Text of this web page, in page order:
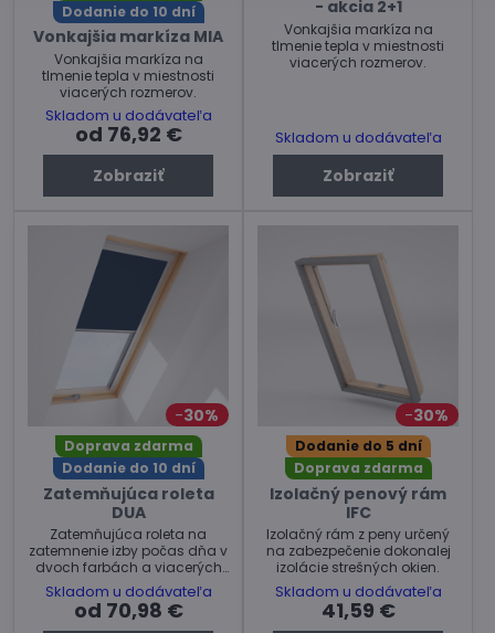
Dodanie do 10 dní
Vonkajšia markíza MIA
Vonkajšia markíza na
tlmenie tepla v miestnosti
viacerých rozmerov.
Skladom u dodávateľa
od 76,92 €
Zobraziť
- akcia 2+1
Vonkajšia markíza na
tlmenie tepla v miestnosti
viacerých rozmerov.
Skladom u dodávateľa
Zobraziť
30%
Doprava zdarma
Dodanie do 10 dní
Zatemňujúca roleta
DUA
Zatemňujúca roleta na
zatemnenie izby počas dňa v
dvoch farbách a viacerých
rozmeroch.
Skladom u dodávateľa
od 70,98 €
30%
Dodanie do 5 dní
Doprava zdarma
Izolačný penový rám
IFC
Izolačný rám z peny určený
na zabezpečenie dokonalej
izolácie strešných okien.
Skladom u dodávateľa
41,59 €